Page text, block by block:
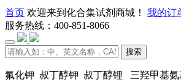
首页 欢迎来到化合集试剂商城！ 我的订
服务热线：400-851-8066
搜索
氟化钾 叔丁醇钾 叔丁醇锂 三羟甲基